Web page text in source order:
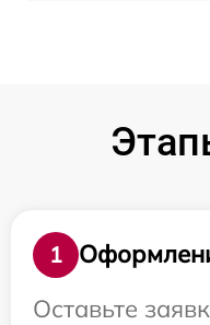
1
Оставьте